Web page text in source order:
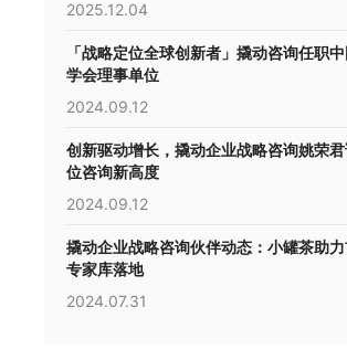
2025.12.04
「战略定位全球创新者」撬动咨询任职
学会理事单位
2024.09.12
创新驱动增长，撬动企业战略咨询姚荣
位咨询新高度
2024.09.12
撬动企业战略咨询伙伴动态：小罐茶助
专家库落地
2024.07.31